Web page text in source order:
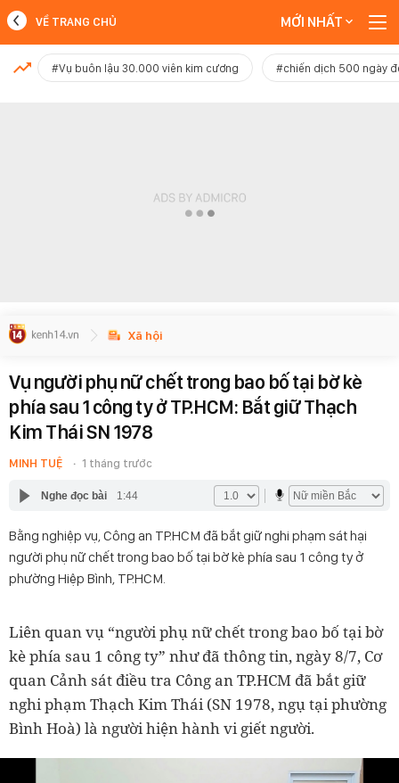
MỚI NHẤT
VỀ TRANG CHỦ MỚI NHẤT
#Vụ buôn lậu 30.000 viên kim cương #chiến dịch 500 ngày
Xã hội
Vụ người phụ nữ chết trong bao bố tại bờ kè
phía sau 1 công ty ở TP.HCM: Bắt giữ Thạch
Kim Thái SN 1978
MINH TUỆ 1 tháng trước
Nghe đọc bài 1:44
Bằng nghiệp vụ, Công an TP.HCM đã bắt giữ nghi phạm sát hại
người phụ nữ chết trong bao bố tại bờ kè phía sau 1 công ty ở
phường Hiệp Bình, TP.HCM.
Liên quan vụ “người phụ nữ chết trong bao bố tại bờ
kè phía sau 1 công ty” như đã thông tin, ngày 8/7, Cơ
quan Cảnh sát điều tra Công an TP.HCM đã bắt giữ
nghi phạm Thạch Kim Thái (SN 1978, ngụ tại phường
Bình Hoà) là người hiện hành vi giết người.